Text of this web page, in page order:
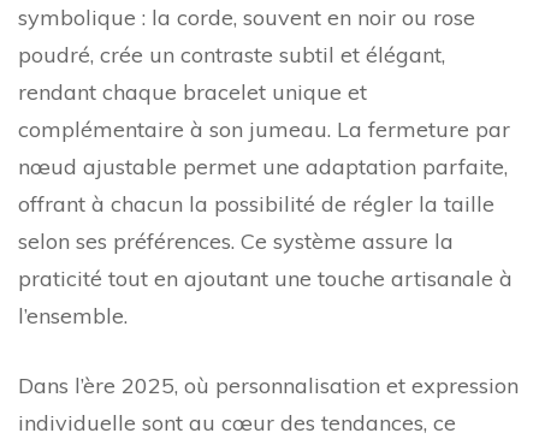
symbolique : la corde, souvent en noir ou rose
poudré, crée un contraste subtil et élégant,
rendant chaque bracelet unique et
complémentaire à son jumeau. La fermeture par
nœud ajustable permet une adaptation parfaite,
offrant à chacun la possibilité de régler la taille
selon ses préférences. Ce système assure la
praticité tout en ajoutant une touche artisanale à
l’ensemble.
Dans l’ère 2025, où personnalisation et expression
individuelle sont au cœur des tendances, ce